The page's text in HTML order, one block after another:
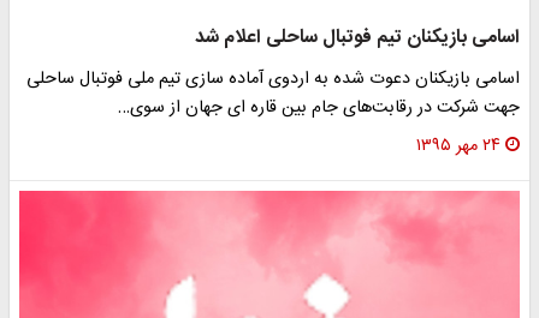
اسامی بازیکنان تیم فوتبال ساحلی اعلام شد
اسامی بازیکنان دعوت شده به اردوی آماده سازی تیم ملی فوتبال ساحلی
جهت شرکت در رقابت‌های جام بین قاره ای جهان از سوی…
۲۴ مهر ۱۳۹۵